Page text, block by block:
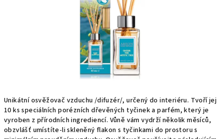
Unikátní osvěžovač vzduchu /difuzér/, určený do interiéru. Tvoří jej
10 ks speciálních porézních dřevěných tyčinek a parfém, který je
vyroben z přírodních ingrediencí. Vůně vám vydrží několik měsíců,
obzvlášť umístíte-li skleněný flakon s tyčinkami do prostoru s